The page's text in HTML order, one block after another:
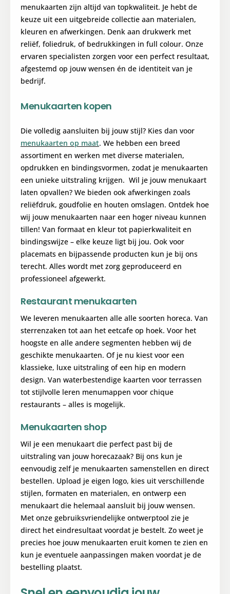
menukaarten zijn altijd van topkwaliteit. Je hebt de
keuze uit een uitgebreide collectie aan materialen,
kleuren en afwerkingen. Denk aan drukwerk met
reliëf, foliedruk, of bedrukkingen in full colour. Onze
ervaren specialisten zorgen voor een perfect resultaat,
afgestemd op jouw wensen én de identiteit van je
bedrijf.
Menukaarten kopen
Die volledig aansluiten bij jouw stijl? Kies dan voor
menukaarten op maat. We hebben een breed
assortiment en werken met diverse materialen,
opdrukken en bindingsvormen, zodat je menukaarten
een unieke uitstraling krijgen. Wil je jouw menukaart
laten opvallen? We bieden ook afwerkingen zoals
reliëfdruk, goudfolie en houten omslagen. Ontdek hoe
wij jouw menukaarten naar een hoger niveau kunnen
tillen! Van formaat en kleur tot papierkwaliteit en
bindingswijze – elke keuze ligt bij jou. Ook voor
placemats en bijpassende producten kun je bij ons
terecht. Alles wordt met zorg geproduceerd en
professioneel afgewerkt.
Restaurant menukaarten
We leveren menukaarten alle alle soorten horeca. Van
sterrenzaken tot aan het eetcafe op hoek. Voor het
hoogste en alle andere segmenten hebben wij de
geschikte menukaarten. Of je nu kiest voor een
klassieke, luxe uitstraling of een hip en modern
design. Van waterbestendige kaarten voor terrassen
tot stijlvolle leren menumappen voor chique
restaurants – alles is mogelijk.
Menukaarten shop
Wil je een menukaart die perfect past bij de
uitstraling van jouw horecazaak? Bij ons kun je
eenvoudig zelf je menukaarten samenstellen en direct
bestellen. Upload je eigen logo, kies uit verschillende
stijlen, formaten en materialen, en ontwerp een
menukaart die helemaal aansluit bij jouw wensen.
Met onze gebruiksvriendelijke ontwerptool zie je
direct het eindresultaat voordat je bestelt. Zo weet je
precies hoe jouw menukaarten eruit komen te zien en
kun je eventuele aanpassingen maken voordat je de
bestelling plaatst.